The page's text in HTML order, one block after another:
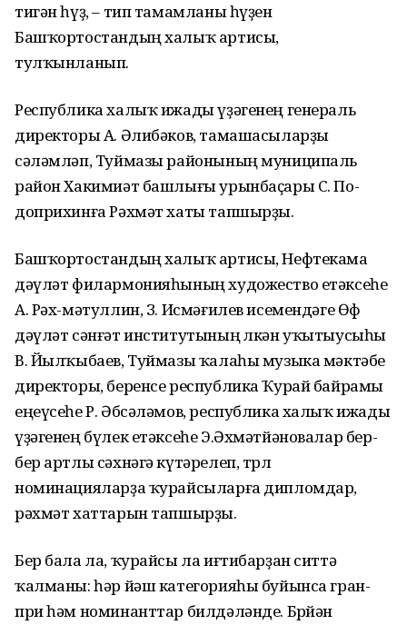
тигән һүҙ, – тип тамамланы һүҙен
Башҡортостандың халыҡ артисы,
тулҡынланып.
Республика халыҡ ижады үҙәгенең генераль
директоры А. Әлибәков, тамашасыларҙы
сәләмләп, Туймазы районының муниципаль
район Хакимиәт башлығы урынбаҫары С. По-
доприхинға Рәхмәт хаты тапшырҙы.
Башҡортостандың халыҡ артисы, Нефтекама
дәүләт филармонияһының художество етәксеһе
А. Рәх-мәтуллин, З. Исмәғилев исемендәге Өфө
дәүләт сәнғәт институтының өлкән уҡытыусыһы
В. Йылҡыбаев, Туймазы ҡалаһы музыка мәктәбе
директоры, беренсе республика Ҡурай байрамы
еңеүсеһе Р. Әбсәләмов, республика халыҡ ижады
үҙәгенең бүлек етәксеһе Э.Әхмәтйәновалар бер-
бер артлы сәхнәгә күтәрелеп, төрлө
номинацияларҙа ҡурайсыларға дипломдар,
рәхмәт хаттарын тапшырҙы.
Бер бала ла, ҡурайсы ла иғтибарҙан ситтә
ҡалманы: һәр йәш категорияһы буйынса гран-
при һәм номинанттар билдәләнде. Бөрйән